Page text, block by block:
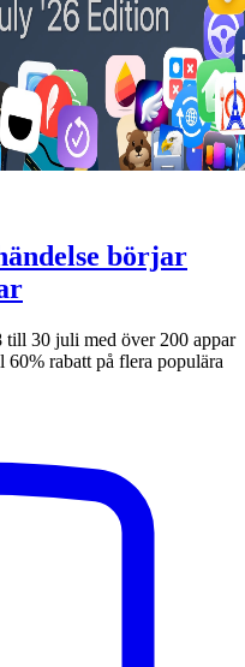
börjar
30 juli med över 200 appar
rabatt på flera populära